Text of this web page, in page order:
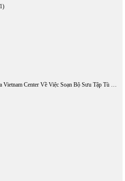
Chuyện Trò Với Ann Mallett Của Vietnam Center Về Việc Soạn Bộ Sưu Tập Tù Nhân Chính Trị Việt Nam